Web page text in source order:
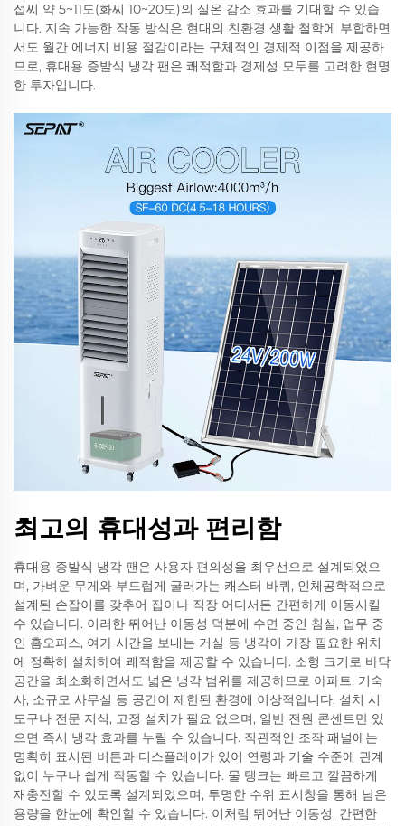
섭씨 약 5~11도(화씨 10~20도)의 실온 감소 효과를 기대할 수 있습
니다. 지속 가능한 작동 방식은 현대의 친환경 생활 철학에 부합하면
서도 월간 에너지 비용 절감이라는 구체적인 경제적 이점을 제공하
므로, 휴대용 증발식 냉각 팬은 쾌적함과 경제성 모두를 고려한 현명
한 투자입니다.
최고의 휴대성과 편리함
휴대용 증발식 냉각 팬은 사용자 편의성을 최우선으로 설계되었으
며, 가벼운 무게와 부드럽게 굴러가는 캐스터 바퀴, 인체공학적으로
설계된 손잡이를 갖추어 집이나 직장 어디서든 간편하게 이동시킬
수 있습니다. 이러한 뛰어난 이동성 덕분에 수면 중인 침실, 업무 중
인 홈오피스, 여가 시간을 보내는 거실 등 냉각이 가장 필요한 위치
에 정확히 설치하여 쾌적함을 제공할 수 있습니다. 소형 크기로 바닥
공간을 최소화하면서도 넓은 냉각 범위를 제공하므로 아파트, 기숙
사, 소규모 사무실 등 공간이 제한된 환경에 이상적입니다. 설치 시
도구나 전문 지식, 고정 설치가 필요 없으며, 일반 전원 콘센트만 있
으면 즉시 냉각 효과를 누릴 수 있습니다. 직관적인 조작 패널에는
명확히 표시된 버튼과 디스플레이가 있어 연령과 기술 수준에 관계
없이 누구나 쉽게 작동할 수 있습니다. 물 탱크는 빠르고 깔끔하게
재충전할 수 있도록 설계되었으며, 투명한 수위 표시창을 통해 남은
용량을 한눈에 확인할 수 있습니다. 이처럼 뛰어난 이동성, 간편한